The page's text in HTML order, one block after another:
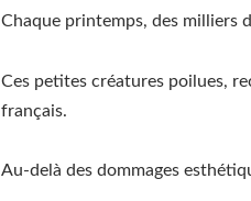
Chaque printemps, des milliers
Ces petites créatures poilues,
français.
Au-delà des dommages